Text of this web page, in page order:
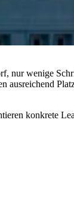
wenige
ausreichend
konkrete